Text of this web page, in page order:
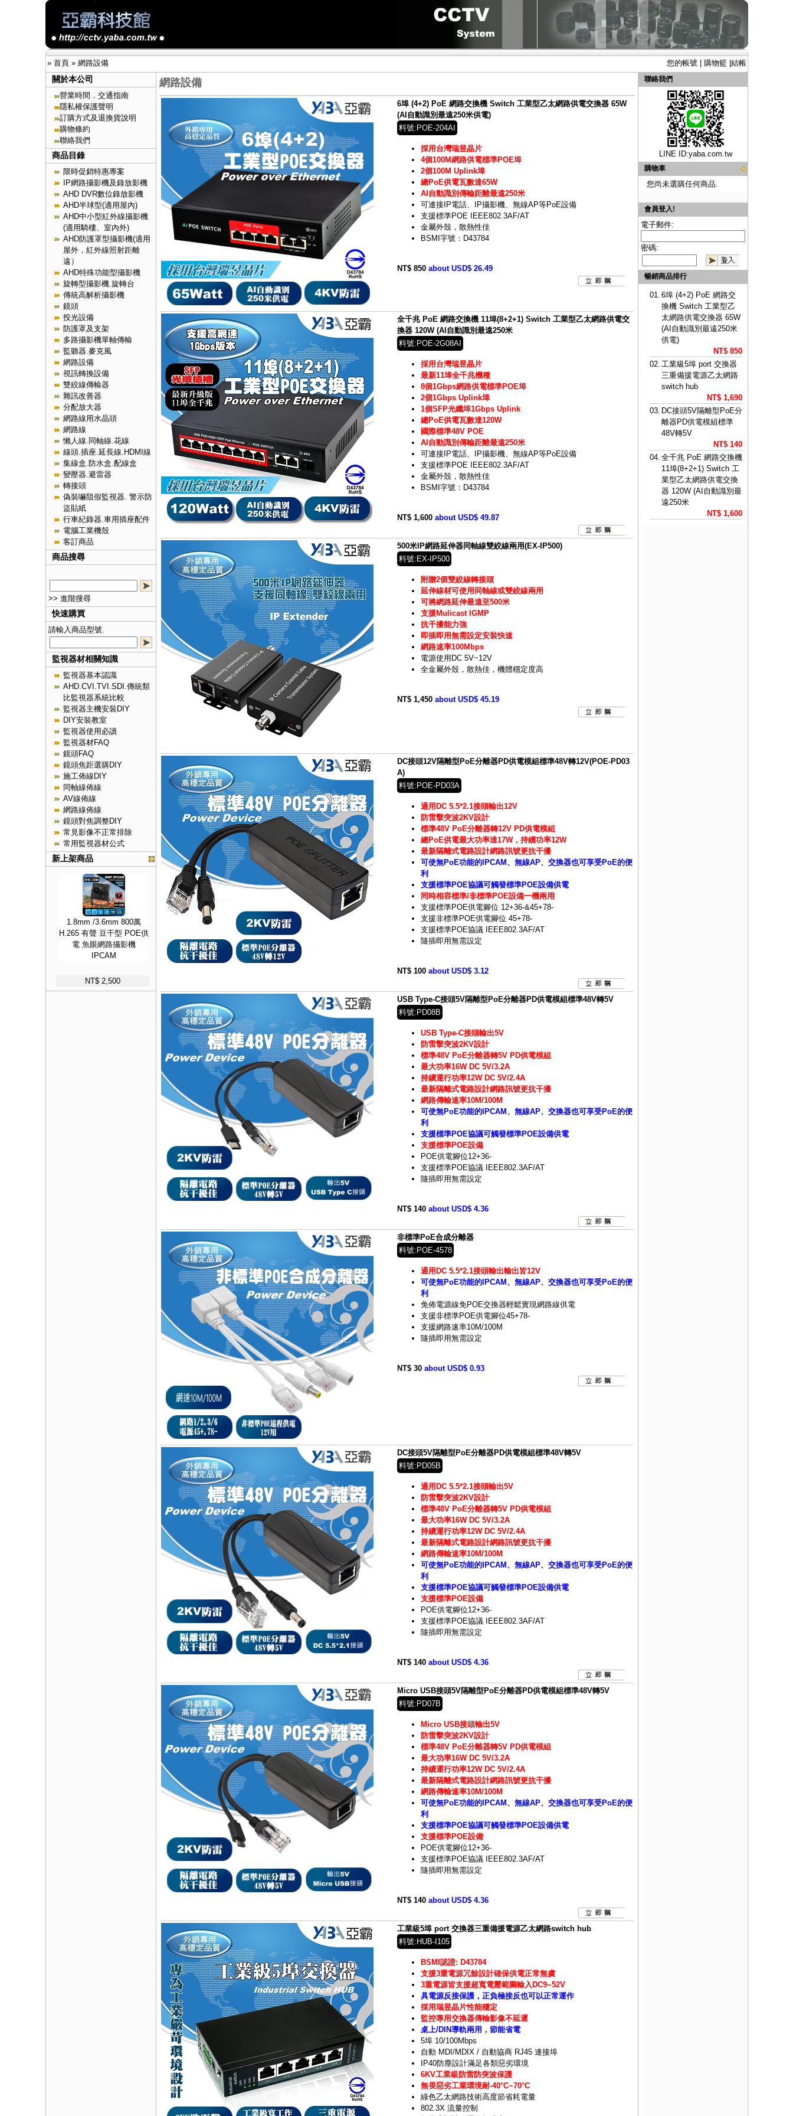
» 首頁» 網路設備 您的帳號| 購物籃| 結帳
關於本公司
營業時間．交通指南
隱私權保護聲明
訂購方式及退換貨說明
購物條約
聯絡我們
商品目錄
限時促銷特惠專案
IP網路攝影機及錄放影機
AHD DVR數位錄放影機
AHD半球型(適用屋內)
AHD中小型紅外線攝影機
(適用騎樓、室內外)
AHD防護罩型攝影機(適用
屋外，紅外線照射距離
遠）
AHD特殊功能型攝影機
旋轉型攝影機.旋轉台
傳統高解析攝影機
鏡頭
投光設備
防護罩及支架
多路攝影機單軸傳輸
監聽器.麥克風
網路設備
視訊轉換設備
雙絞線傳輸器
雜訊改善器
分配放大器
網路線用水晶頭
網路線
懶人線.同軸線.花線
線頭.插座.延長線.HDMI線
集線盒.防水盒.配線盒
變壓器.避雷器
轉接頭
偽裝嚇阻假監視器. 警示防
盜貼紙
行車紀錄器.車用插座配件
電腦工業機殼
客訂商品
商品搜尋
>> 進階搜尋
快速購買
請輸入商品型號.
監視器材相關知識
監視器基本認識
AHD.CVI.TVI.SDI.傳統類
比監視器系統比較
監視器主機安裝DIY
DIY安裝教室
監視器使用必讀
監視器材FAQ
鏡頭FAQ
鏡頭焦距選購DIY
施工佈線DIY
同軸線佈線
AV線佈線
網路線佈線
鏡頭對焦調整DIY
常見影像不正常排除
常用監視器材公式
新上架商品
1.8mm /3.6mm 800萬
H.265 有聲 豆干型 POE供
電 魚眼網路攝影機
IPCAM
NT$ 2,500
網路設備
6埠 (4+2) PoE 網路交換機 Switch 工業型乙太網路供電交換器 65W
(AI自動識別最遠250米供電)
料號:POE-204AI
採用台灣瑞昱晶片
4個100M網路供電標準POE埠
2個100M Uplink埠
總PoE供電瓦數達65W
AI自動識別傳輸距離最遠250米
可連接IP電話、IP攝影機、無線AP等PoE設備
支援標準POE IEEE802.3AF/AT
金屬外殼，散熱性佳
BSMI字號：D43784
NT$ 850 about USD$ 26.49
全千兆 PoE 網路交換機 11埠(8+2+1) Switch 工業型乙太網路供電交
換器 120W (AI自動識別最遠250米
料號:POE-2G08AI
採用台灣瑞昱晶片
最新11埠全千兆機種
8個1Gbps網路供電標準POE埠
2個1Gbps Uplink埠
1個SFP光纖埠1Gbps Uplink
總PoE供電瓦數達120W
國際標準48V POE
AI自動識別傳輸距離最遠250米
可連接IP電話、IP攝影機、無線AP等PoE設備
支援標準POE IEEE802.3AF/AT
金屬外殼，散熱性佳
BSMI字號：D43784
NT$ 1,600 about USD$ 49.87
500米IP網路延伸器同軸線雙絞線兩用(EX-IP500)
料號:EX-IP500
附贈2個雙絞線轉接頭
延伸線材可使用同軸線或雙絞線兩用
可將網路延伸最遠至500米
支援Mulicast IGMP
抗干擾能力強
即插即用無需設定安裝快速
網路速率100Mbps
電源使用DC 5V~12V
全金屬外殼，散熱佳，機體穩定度高
NT$ 1,450 about USD$ 45.19
DC接頭12V隔離型PoE分離器PD供電模組標準48V轉12V(POE-PD03
A)
料號:POE-PD03A
通用DC 5.5*2.1接頭輸出12V
防雷擊突波2KV設計
標準48V PoE分離器轉12V PD供電模組
總PoE供電最大功率達17W，持續功率12W
最新隔離式電路設計網路訊號更抗干擾
可使無PoE功能的IPCAM、無線AP、交換器也可享受PoE的便
利
支援標準POE協議可觸發標準POE設備供電
同時相容標準/非標準POE設備一機兩用
支援標準POE供電腳位 12+36-&45+78-
支援非標準POE供電腳位 45+78-
支援標準POE協議 IEEE802.3AF/AT
隨插即用無需設定
NT$ 100 about USD$ 3.12
USB Type-C接頭5V隔離型PoE分離器PD供電模組標準48V轉5V
料號:PD08B
USB Type-C接頭輸出5V
防雷擊突波2KV設計
標準48V PoE分離器轉5V PD供電模組
最大功率16W DC 5V/3.2A
持續運行功率12W DC 5V/2.4A
最新隔離式電路設計網路訊號更抗干擾
網路傳輸速率10M/100M
可使無PoE功能的IPCAM、無線AP、交換器也可享受PoE的便
利
支援標準POE協議可觸發標準POE設備供電
支援標準POE設備
POE供電腳位12+36-
支援標準POE協議 IEEE802.3AF/AT
隨插即用無需設定
NT$ 140 about USD$ 4.36
非標準PoE合成分離器
料號:POE-4578
通用DC 5.5*2.1接頭輸出輸出皆12V
可使無PoE功能的IPCAM、無線AP、交換器也可享受PoE的便
利
免佈電源線免POE交換器輕鬆實現網路線供電
支援非標準POE供電腳位45+78-
支援網路速率10M/100M
隨插即用無需設定
NT$ 30 about USD$ 0.93
DC接頭5V隔離型PoE分離器PD供電模組標準48V轉5V
料號:PD05B
通用DC 5.5*2.1接頭輸出5V
防雷擊突波2KV設計
標準48V PoE分離器轉5V PD供電模組
最大功率16W DC 5V/3.2A
持續運行功率12W DC 5V/2.4A
最新隔離式電路設計網路訊號更抗干擾
網路傳輸速率10M/100M
可使無PoE功能的IPCAM、無線AP、交換器也可享受PoE的便
利
支援標準POE協議可觸發標準POE設備供電
支援標準POE設備
POE供電腳位12+36-
支援標準POE協議 IEEE802.3AF/AT
隨插即用無需設定
NT$ 140 about USD$ 4.36
Micro USB接頭5V隔離型PoE分離器PD供電模組標準48V轉5V
料號:PD07B
Micro USB接頭輸出5V
防雷擊突波2KV設計
標準48V PoE分離器轉5V PD供電模組
最大功率16W DC 5V/3.2A
持續運行功率12W DC 5V/2.4A
最新隔離式電路設計網路訊號更抗干擾
網路傳輸速率10M/100M
可使無PoE功能的IPCAM、無線AP、交換器也可享受PoE的便
利
支援標準POE協議可觸發標準POE設備供電
支援標準POE設備
POE供電腳位12+36-
支援標準POE協議 IEEE802.3AF/AT
隨插即用無需設定
NT$ 140 about USD$ 4.36
工業級5埠 port 交換器三重備援電源乙太網路switch hub
料號:HUB-I105
BSMI認證: D43784
支援3重電源冗餘設計確保供電正常無虞
3重電源皆支援超寬電壓範圍輸入DC9~52V
具電源反接保護，正負極接反也可以正常運作
採用瑞昱晶片性能穩定
監控專用交換器傳輸影像不延遲
桌上/DIN導軌兩用，節能省電
5埠 10/100Mbps
自動 MDI/MDIX / 自動協商 RJ45 連接埠
IP40防塵設計滿足各類惡劣環境
6KV工業級防雷防突波保護
無畏惡劣工業環境耐-40°C~70°C
綠色乙太網路技術高度節省耗電量
802.3X 流量控制
聯絡我們
LINE ID:yaba.com.tw
購物車
您尚未選購任何商品.
會員登入!
電子郵件:
密碼:
暢銷商品排行
01. 6埠 (4+2) PoE 網路交
換機 Switch 工業型乙
太網路供電交換器 65W
(AI自動識別最遠250米
供電)
NT$ 850
02. 工業級5埠 port 交換器
三重備援電源乙太網路
switch hub
NT$ 1,690
03. DC接頭5V隔離型PoE分
離器PD供電模組標準
48V轉5V
NT$ 140
04. 全千兆 PoE 網路交換機
11埠(8+2+1) Switch 工
業型乙太網路供電交換
器 120W (AI自動識別最
遠250米
NT$ 1,600